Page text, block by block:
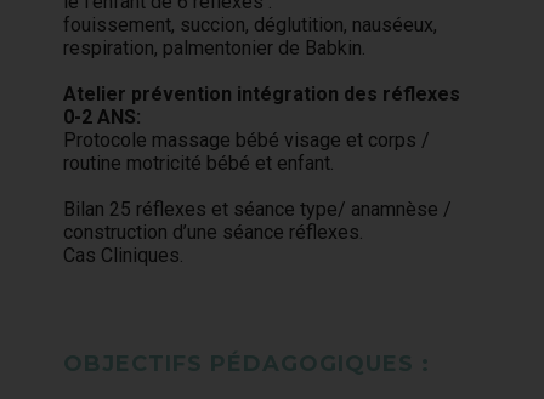
fouissement, succion, déglutition, nauséeux,
respiration, palmentonier de Babkin.
Atelier prévention intégration des réflexes
0-2 ANS:
Protocole massage bébé visage et corps /
routine motricité bébé et enfant.
Bilan 25 réflexes et séance type/ anamnèse /
construction d’une séance réflexes.
Cas Cliniques.
OBJECTIFS PÉDAGOGIQUES :